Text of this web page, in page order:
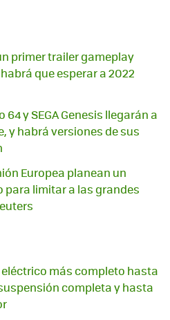
primer trailer gameplay
que esperar a 2022
y SEGA Genesis llegarán a
y habrá versiones de sus
Europea planean un
para limitar a las grandes
más completo hasta
completa y hasta